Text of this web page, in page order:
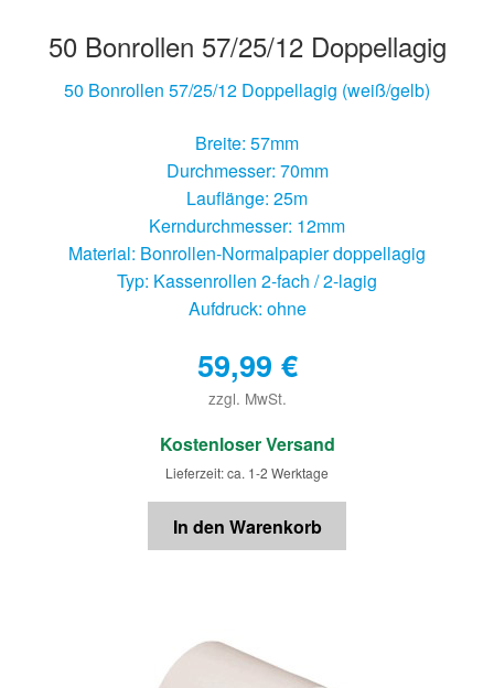
50 Bonrollen 57/25/12 Doppellagig
50 Bonrollen 57/25/12 Doppellagig (weiß/gelb)
Breite: 57mm
Durchmesser: 70mm
Lauflänge: 25m
Kerndurchmesser: 12mm
Material: Bonrollen-Normalpapier doppellagig
Typ: Kassenrollen 2-fach / 2-lagig
Aufdruck: ohne
59,99 €
zzgl. MwSt.
€
Kostenloser Versand
Lieferzeit: ca. 1-2 Werktage
In den Warenkorb